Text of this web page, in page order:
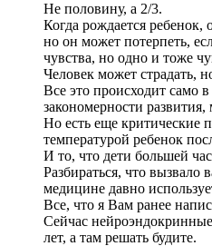
Не половину, а 2/3.
Когда рождается ребенок,
но он может потерпеть,
чувства, но одно и тоже
Человек может страдать,
Все это происходит само
закономерности
Но есть еще критические
температурой ребенок
И то, что дети большей
Разбираться, что
медицине давно
Все, что я Вам ранее
Сейчас
лет, а там решать будите.